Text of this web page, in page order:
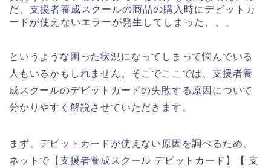
だ、支援者養成スクールの商品の購入時にデビットカ
ードが使えないエラーが発生してしまった、、、
というような困った状況になってしまって悩んでいる
人もいるかもしれません。そこでここでは、支援者養
成スクールのデビットカードの失敗する原因について
分かりやすく解説させていただきます。
まず、デビットカードが使えない原因を調べるため、
ネットで【支援者養成スクール デビットカード】【 支